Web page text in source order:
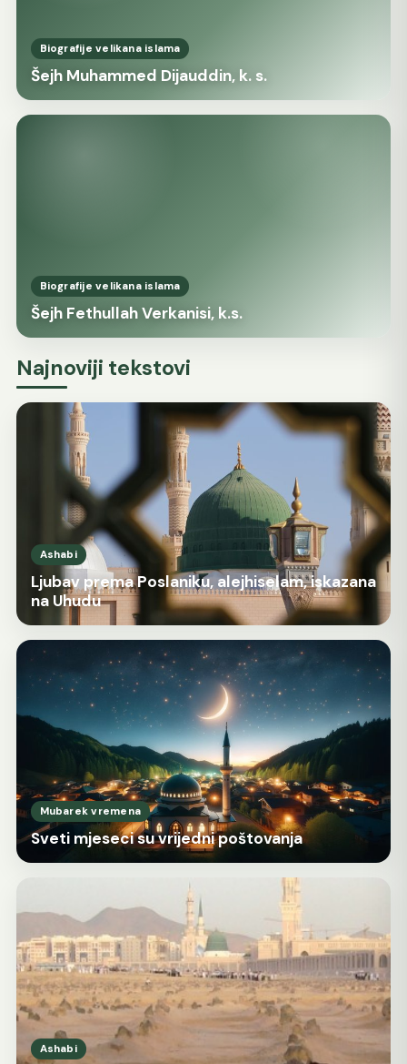
Biografije velikana islama
Šejh Muhammed Dijauddin, k. s.
Biografije velikana islama
Šejh Fethullah Verkanisi, k.s.
Najnoviji tekstovi
Ashabi
Ljubav prema Poslaniku, alejhiselam, iskazana
na Uhudu
Mubarek vremena
Sveti mjeseci su vrijedni poštovanja
Ashabi